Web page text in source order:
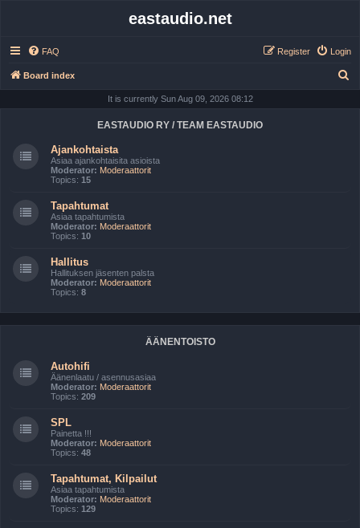
eastaudio.net
FAQ Login
Register
Board index
It is currently Sun Aug 09, 2026 08:12
EASTAUDIO RY / TEAM EASTAUDIO
Ajankohtaista
Asiaa ajankohtaisita asioista
Moderator: Moderaattorit
Topics: 15
Tapahtumat
Asiaa tapahtumista
Moderator: Moderaattorit
Topics: 10
Hallitus
Hallituksen jäsenten palsta
Moderator: Moderaattorit
Topics: 8
ÄÄNENTOISTO
Autohifi
Äänenlaatu / asennusasiaa
Moderator: Moderaattorit
Topics: 209
SPL
Painetta !!!
Moderator: Moderaattorit
Topics: 48
Tapahtumat, Kilpailut
Asiaa tapahtumista
Moderator: Moderaattorit
Topics: 129